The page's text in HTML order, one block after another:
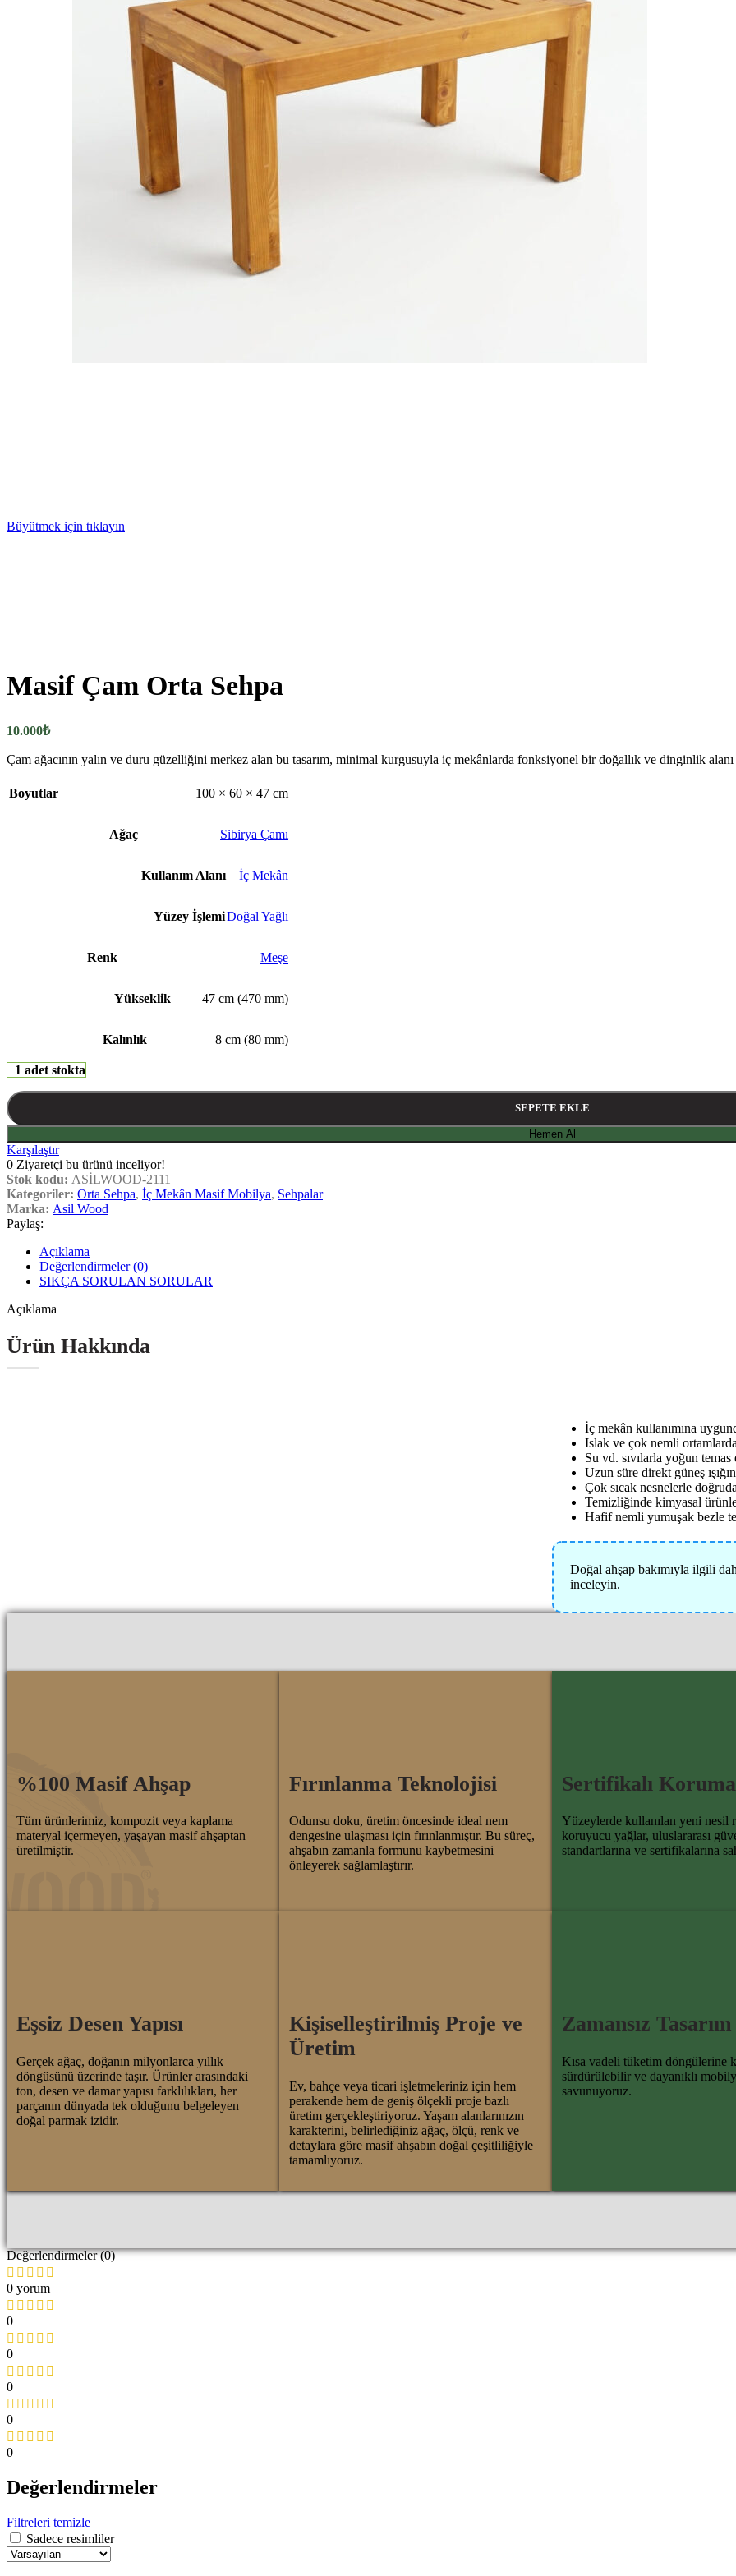
Büyütmek için tıklayın
Masif Çam Orta Sehpa
10.000₺
Çam ağacının yalın ve duru güzelliğini merkez alan bu tasarım, minimal kurgusuyla iç mekânlarda fonksiyonel bir doğallık ve dinginlik alanı
Boyutlar 100 × 60 × 47 cm
Ağaç Sibirya Çamı
Kullanım Alanı İç Mekân
Yüzey İşlemiDoğal Yağlı
Renk Meşe
Yükseklik 47 cm (470 mm)
Kalınlık 8 cm (80 mm)
1 adet stokta
SEPETE EKLE
Hemen Al
Karşılaştır
0 Ziyaretçi bu ürünü inceliyor!
Stok kodu: ASİLWOOD-2111
Kategoriler: Orta Sehpa, İç Mekân Masif Mobilya, Sehpalar
Marka: Asil Wood
Paylaş:
Açıklama
Değerlendirmeler (0)
SIKÇA SORULAN SORULAR
Açıklama
Ürün Hakkında
İç mekân kullanımına
Islak ve çok nemli
Su vd. sıvılarla yoğun
Uzun süre direkt güneş
Çok sıcak nesnelerle
Temizliğinde kimyasal
Hafif nemli yumuşak bezle
Doğal ahşap bakımıyla ilgili
inceleyin.
%100 Masif Ahşap
Tüm ürünlerimiz, kompozit veya kaplama
materyal içermeyen, yaşayan masif ahşaptan
üretilmiştir.
Fırınlanma Teknolojisi
Odunsu doku, üretim öncesinde ideal nem
dengesine ulaşması için fırınlanmıştır. Bu süreç,
ahşabın zamanla formunu kaybetmesini
önleyerek sağlamlaştırır.
Sertifikalı Koruma
Yüzeylerde kullanılan yeni nesil
koruyucu yağlar, uluslararası
standartlarına ve sertifikalarına
Eşsiz Desen Yapısı
Gerçek ağaç, doğanın milyonlarca yıllık
döngüsünü üzerinde taşır. Ürünler arasındaki
ton, desen ve damar yapısı farklılıkları, her
parçanın dünyada tek olduğunu belgeleyen
doğal parmak izidir.
Kişiselleştirilmiş Proje ve
Üretim
Ev, bahçe veya ticari işletmeleriniz için hem
perakende hem de geniş ölçekli proje bazlı
üretim gerçekleştiriyoruz. Yaşam alanlarınızın
karakterini, belirlediğiniz ağaç, ölçü, renk ve
detaylara göre masif ahşabın doğal çeşitliliğiyle
tamamlıyoruz.
Zamansız Tasarım
Kısa vadeli tüketim döngülerine
sürdürülebilir ve dayanıklı
savunuyoruz.
Değerlendirmeler (0)
0 yorum
0
0
0
0
0
Değerlendirmeler
Filtreleri temizle
Sadece resimliler